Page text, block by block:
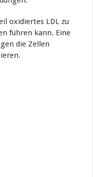
oxidiertes LDL zu
führen kann. Eine
die Zellen